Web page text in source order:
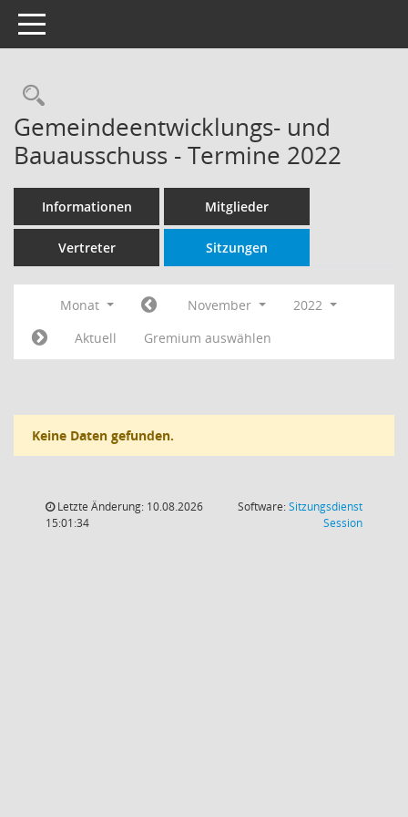
Toggle navigation
Rechercheauswahl
Gemeindeentwicklungs- und
Bauausschuss - Termine 2022
Informationen Mitglieder
Vertreter Sitzungen
Monat November
2022
Aktuell
Gremium auswählen
Keine Daten gefunden.
Letzte Änderung: 10.08.2026
15:01:34
Software:Sitzungsdienst
Session(Wird in